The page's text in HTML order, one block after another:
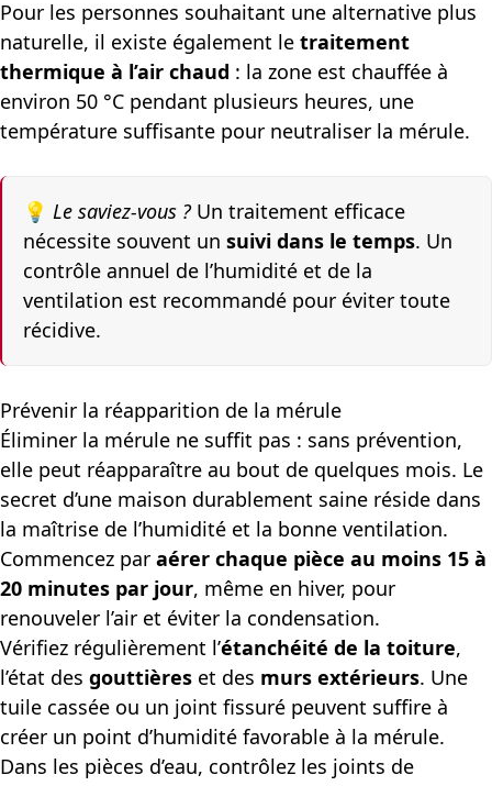
Pour les personnes souhaitant une alternative plus
naturelle, il existe également le traitement
thermique à l’air chaud : la zone est chauffée à
environ 50 °C pendant plusieurs heures, une
température suffisante pour neutraliser la mérule.
💡 Le saviez-vous ?Un traitement efficace
nécessite souvent un suivi dans le temps. Un
contrôle annuel de l’humidité et de la
ventilation est recommandé pour éviter toute
récidive.
Prévenir la réapparition de la mérule
Éliminer la mérule ne suffit pas : sans prévention,
elle peut réapparaître au bout de quelques mois. Le
secret d’une maison durablement saine réside dans
la maîtrise de l’humidité et la bonne ventilation.
Commencez par aérer chaque pièce au moins 15 à
20 minutes par jour, même en hiver, pour
renouveler l’air et éviter la condensation.
Vérifiez régulièrement l’étanchéité de la toiture,
l’état des gouttières et des murs extérieurs. Une
tuile cassée ou un joint fissuré peuvent suffire à
créer un point d’humidité favorable à la mérule.
Dans les pièces d’eau, contrôlez les joints de